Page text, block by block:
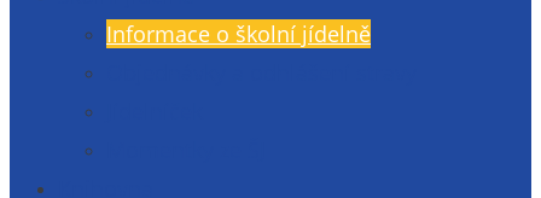
Informace o školní jídelně